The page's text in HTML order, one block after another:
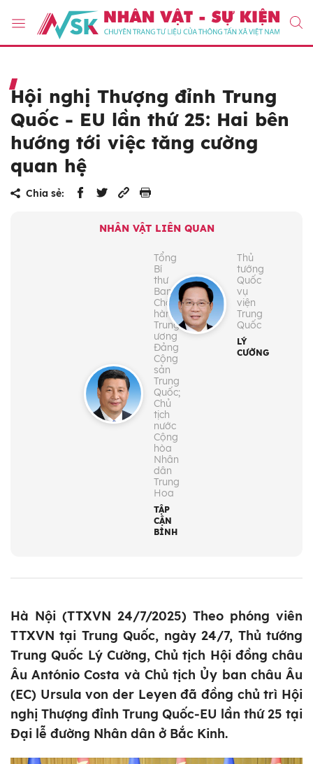
Hội nghị Thượng đỉnh Trung
Quốc - EU lần thứ 25: Hai bên
hướng tới việc tăng cường
quan hệ
Chia sẻ:
NHÂN VẬT LIÊN QUAN
Tổng
Bí
thư
Ban
Chấp
hành
Trung
ương
Đảng
Cộng
sản
Trung
Quốc;
Chủ
tịch
nước
Cộng
hòa
Nhân
dân
Trung
Hoa
TẬP
CẬN
BÌNH
Thủ
tướng
Quốc
vụ
viện
Trung
Quốc
LÝ
CƯỜNG
Hà Nội (TTXVN 24/7/2025) Theo phóng viên
TTXVN tại Trung Quốc, ngày 24/7, Thủ tướng
Trung Quốc Lý Cường, Chủ tịch Hội đồng châu
Âu António Costa và Chủ tịch Ủy ban châu Âu
(EC) Ursula von der Leyen đã đồng chủ trì Hội
nghị Thượng đỉnh Trung Quốc-EU lần thứ 25 tại
Đại lễ đường Nhân dân ở Bắc Kinh.